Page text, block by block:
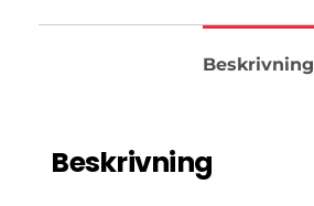
Beskrivning
Beskrivning